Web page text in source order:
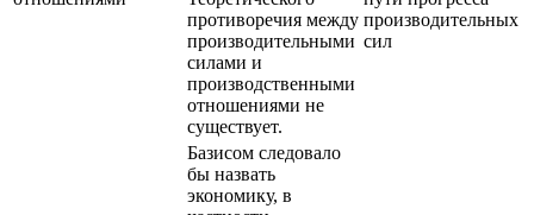
противоречия между
производительными
силами и
производственными
отношениями не
существует.
производительных
сил
Базисом следовало
бы назвать
экономику, в